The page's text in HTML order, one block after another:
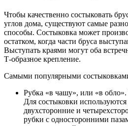
Чтобы качественно состыковать
углов дома, существуют самые
способы. Состыковка может
остатком, когда части бруса
Выступать краями могут оба
Т-образное крепление.
Самыми популярными
Рубка «в чашу», или «в
Для состыковки
двухсторонние и
рубки с односторонними